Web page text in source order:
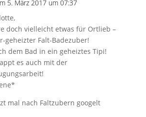
5. März 2017 um 07:37
doch vielleicht etwas für Ortlieb –
geheizter Falt-Badezuber!
dem Bad in ein geheiztes Tipi!
es auch mit der
mal nach Faltzubern googelt